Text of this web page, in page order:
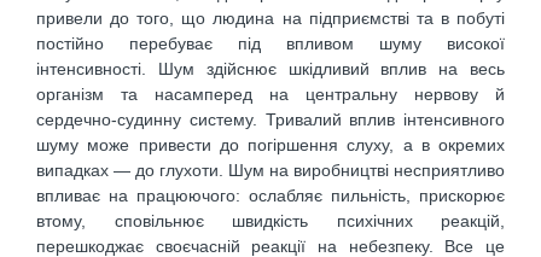
привели до того, що людина на підприємстві та в побуті
постійно перебуває під впливом шуму високої
інтенсивності. Шум здійснює шкідливий вплив на весь
організм та насамперед на центральну нервову й
сердечно-судинну систему. Тривалий вплив інтенсивного
шуму може привести до погіршення слуху, а в окремих
випадках — до глухоти. Шум на виробництві несприятливо
впливає на працюючого: ослабляє пильність, прискорює
втому, сповільнює швидкість психічних реакцій,
перешкоджає своєчасній реакції на небезпеку. Все це